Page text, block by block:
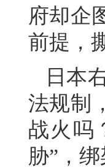
府却企
前提，
日本
法规制
战火吗
胁”，